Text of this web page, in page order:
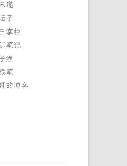
遂
子
掌柜
笔记
渔
笔
的博客